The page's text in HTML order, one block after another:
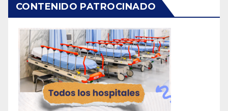
CONTENIDO PATROCINADO